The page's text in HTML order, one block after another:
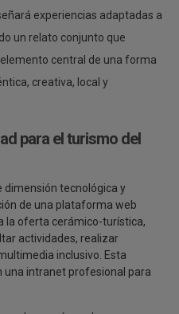
experiencias adaptadas a
un relato conjunto que
central de una forma
creativa, local y
para el turismo del
dimensión tecnológica y
de una plataforma web
la oferta cerámico-turística,
actividades, realizar
inclusivo. Esta
intranet profesional para